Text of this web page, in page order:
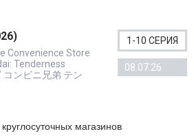
Convenience Store
Tenderness
ンビニ兄弟 テン
1-10 СЕРИЯ
08.07.26
магазинов